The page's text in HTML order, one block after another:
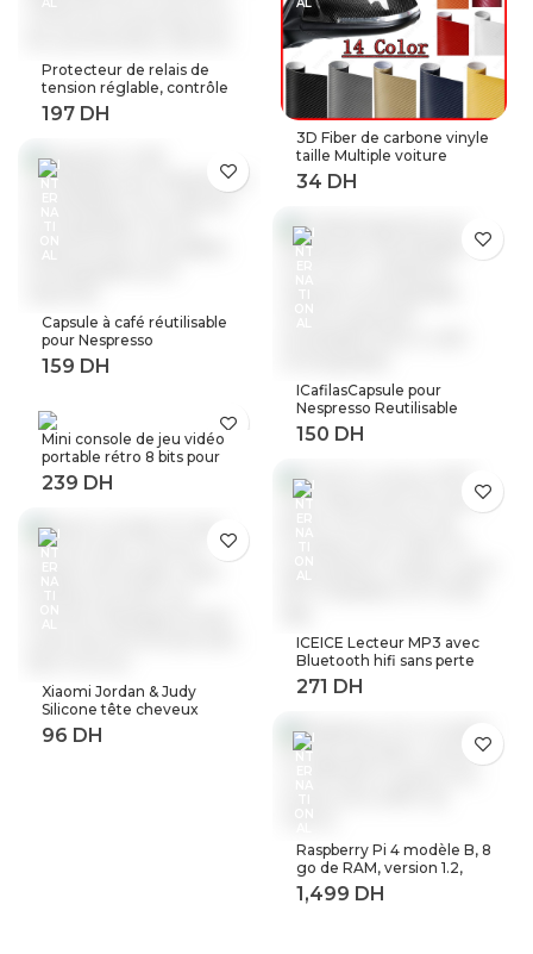
Protecteur de relais de
tension réglable, contrôle
de tension contre les
surtensions, 220V, 63a,
Protection contre les
surtensions et les
3D Fiber de carbone vinyle
taille Multiple voiture
feuille rouleau Film
autocollant moto
argent décalcomanies
feuille
Capsule à café réutilisable
pour Nespresso
Reutilisable Inox Capsule
rechargeable Crema
rechargeable pour
expresso
ICafilasCapsule pour
Nespresso Reutilisable
Inox 2 en 1 utilisation
Capsule rechargeable
réutilisable filtre à café
rechargeable
Mini console de jeu vidéo
portable rétro 8 bits pour
enfant 3 0 pouces LCD
couleur joueur de jeu avec
ICEICE Lecteur MP3 avec
Bluetooth hifi sans perte
mini lecteur de musique
avec radio fm haut-parleur
baladeur en métal dap
Xiaomi Jordan & Judy
Silicone tête cheveux
peigne de lavage corps
masseur brosse cuir
Raspberry Pi 4 modèle B, 8
go de RAM, version 1.2,
BCM2711 Quad core,
Cortex-A72 ARM v8,